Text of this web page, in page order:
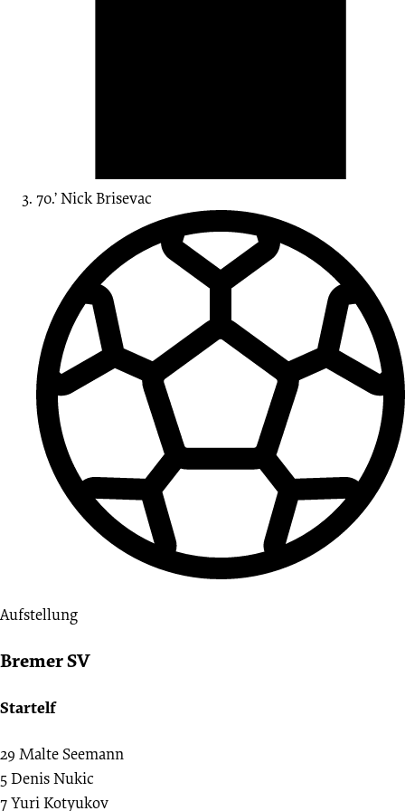
70.’Nick Brisevac
Aufstellung
Bremer SV
Startelf
29 Malte Seemann
5Denis Nukic
7Yuri Kotyukov